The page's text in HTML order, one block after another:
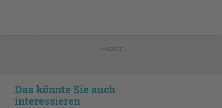
- ANZEIGE -
Das könnte Sie auch
interessieren